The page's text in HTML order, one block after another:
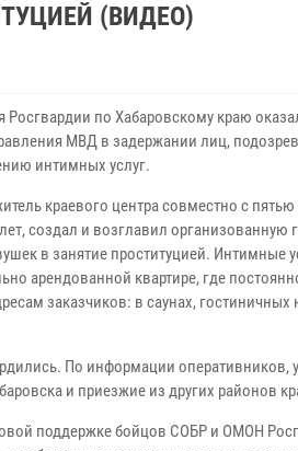
(ВИДЕО)
по Хабаровскому краю
МВД в задержании лиц,
интимных услуг.
краевого центра совместно с пятью
создал и возглавил организованную
в занятие проституцией. Интимные
арендованной квартире, где
заказчиков: в саунах, гостиничных
По информации оперативников,
и приезжие из других районов
поддержке бойцов СОБР и ОМОН